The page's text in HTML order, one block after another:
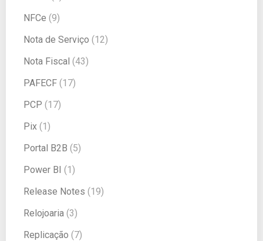
NFCe (9)
Nota de Serviço (12)
Nota Fiscal (43)
PAFECF (17)
PCP (17)
Pix (1)
Portal B2B (5)
Power BI (1)
Release Notes (19)
Relojoaria (3)
Replicação (7)